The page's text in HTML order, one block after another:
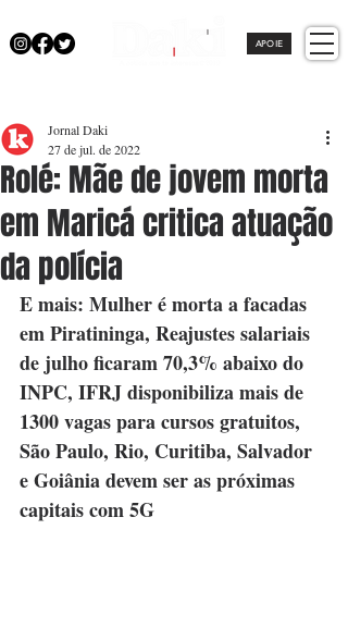
APOIE
Rolé: Mãe de jovem morta
em Maricá critica atuação
da polícia
Jornal Daki
27 de jul. de 2022
E mais: Mulher é morta a facadas
em Piratininga, Reajustes salariais
de julho ficaram 70,3% abaixo do
INPC, IFRJ disponibiliza mais de
1300 vagas para cursos gratuitos,
São Paulo, Rio, Curitiba, Salvador
e Goiânia devem ser as próximas
capitais com 5G